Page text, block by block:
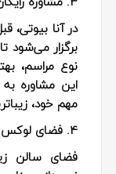
در آنا بیوتی،
برگزار
نوع مراسم،
این مشاوره
مهم خود،
4. فضای لوکس و آرامش‌بخش
فضای سالن